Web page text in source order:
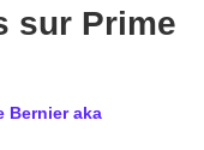
sur Prime
Bernier aka